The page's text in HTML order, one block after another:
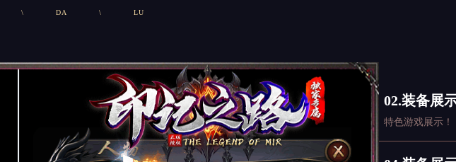
\ DA \ LU
02.装备展
特色游戏展示！